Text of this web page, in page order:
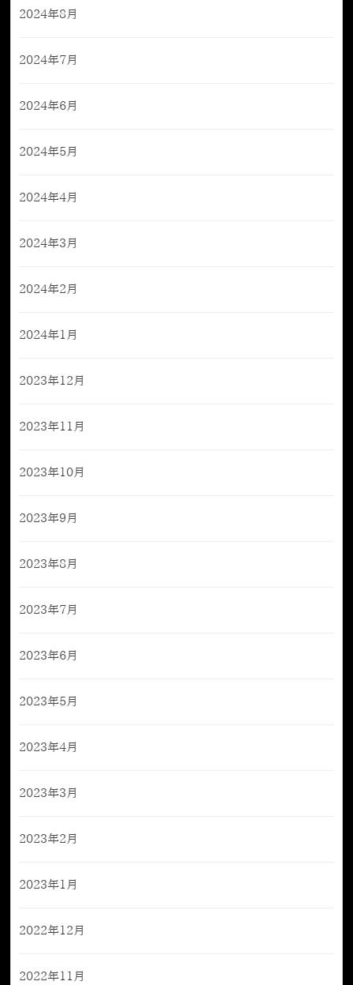
2024年8月
2024年7月
2024年6月
2024年5月
2024年4月
2024年3月
2024年2月
2024年1月
2023年12月
2023年11月
2023年10月
2023年9月
2023年8月
2023年7月
2023年6月
2023年5月
2023年4月
2023年3月
2023年2月
2023年1月
2022年12月
2022年11月